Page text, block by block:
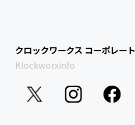
クロックワークス コーポレート
Klockworxinfo